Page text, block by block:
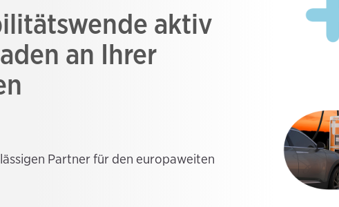
aktiv
an Ihrer
Partner für den europaweiten